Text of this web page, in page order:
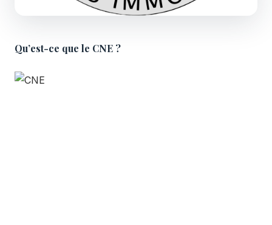
Qu’est-ce que le CNE ?